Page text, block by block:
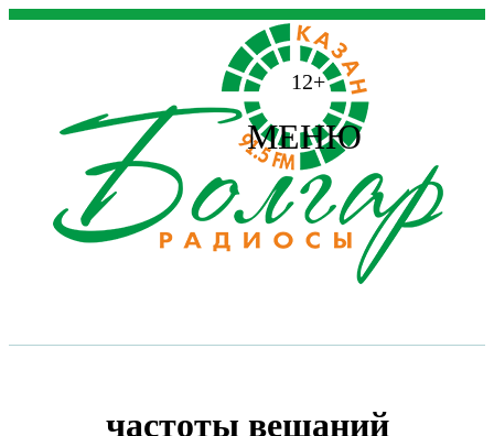
12+
МЕНЮ
частоты вещаний